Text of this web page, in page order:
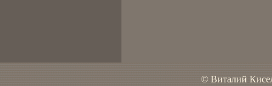
© Виталий